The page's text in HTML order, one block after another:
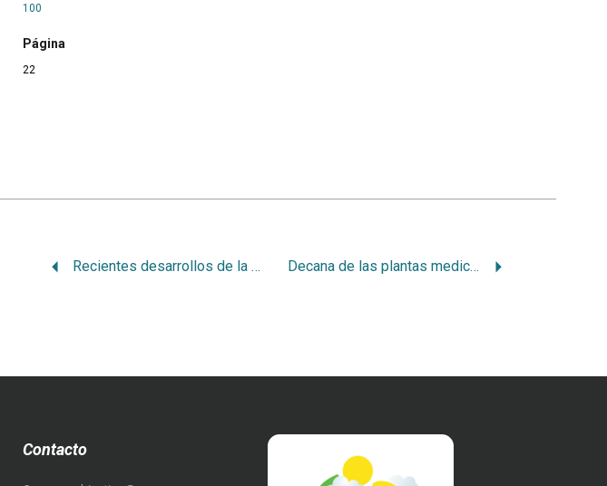
100
Página
22
Recientes desarrollos de la normativa ambiental en Costa Rica. Entre la desregulación y la restricción Decana de las plantas medicinales
Contacto